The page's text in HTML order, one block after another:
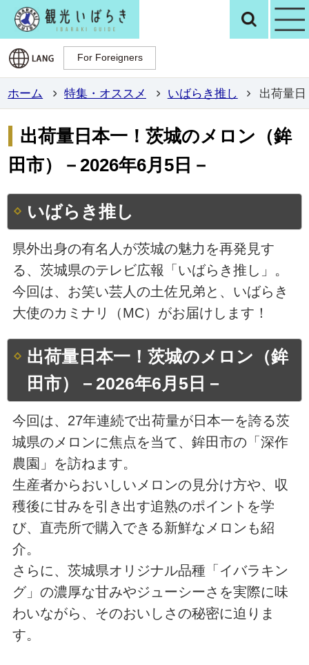
観光いばらき検
For Foreigners
For Foreigners
ホーム 特集・オススメ いばらき推し 出荷量
出荷量日本一！茨城のメロン（鉾
田市）－2026年6月5日－
いばらき推し
県外出身の有名人が茨城の魅力を再発見す
る、茨城県のテレビ広報「いばらき推し」。
今回は、お笑い芸人の土佐兄弟と、いばらき
大使のカミナリ（MC）がお届けします！
出荷量日本一！茨城のメロン（鉾
田市）－2026年6月5日－
今回は、27年連続で出荷量が日本一を誇る茨
城県のメロンに焦点を当て、鉾田市の「深作
農園」を訪ねます。
生産者からおいしいメロンの見分け方や、収
穫後に甘みを引き出す追熟のポイントを学
び、直売所で購入できる新鮮なメロンも紹
介。
さらに、茨城県オリジナル品種「イバラキン
グ」の濃厚な甘みやジューシーさを実際に味
わいながら、そのおいしさの秘密に迫りま
す。